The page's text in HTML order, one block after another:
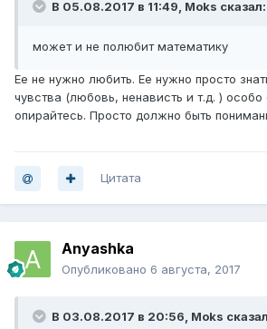
В 05.08.2017 в 11:49, Moks сказал:
может и не полюбит математику
Ее не нужно любить. Ее нужно просто
чувства (любовь, ненависть и т.д. ) особо
опирайтесь. Просто должно быть
Цитата
Anyashka
Опубликовано 6 августа, 2017
В 03.08.2017 в 20:56, Moks